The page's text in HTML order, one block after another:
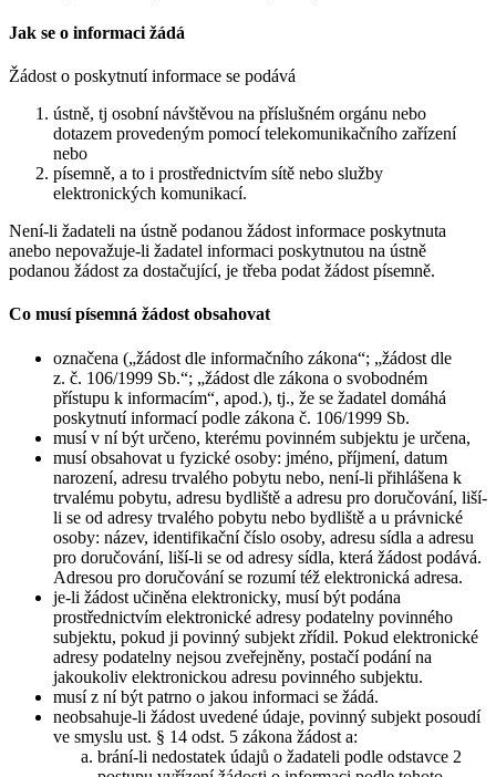
Jak se o informaci žádá
Žádost o poskytnutí informace se podává
ústně, tj osobní návštěvou na příslušném orgánu nebo
dotazem provedeným pomocí telekomunikačního zařízení
nebo
písemně, a to i prostřednictvím sítě nebo služby
elektronických komunikací.
Není-li žadateli na ústně podanou žádost informace poskytnuta
anebo nepovažuje-li žadatel informaci poskytnutou na ústně
podanou žádost za dostačující, je třeba podat žádost písemně.
Co musí písemná žádost obsahovat
označena („žádost dle informačního zákona“; „žádost dle
z. č. 106/1999 Sb.“; „žádost dle zákona o svobodném
přístupu k informacím“, apod.), tj., že se žadatel domáhá
poskytnutí informací podle zákona č. 106/1999 Sb.
musí v ní být určeno, kterému povinném subjektu je určena,
musí obsahovat u fyzické osoby: jméno, příjmení, datum
narození, adresu trvalého pobytu nebo, není-li přihlášena k
trvalému pobytu, adresu bydliště a adresu pro doručování, liší-
li se od adresy trvalého pobytu nebo bydliště a u právnické
osoby: název, identifikační číslo osoby, adresu sídla a adresu
pro doručování, liší-li se od adresy sídla, která žádost podává.
Adresou pro doručování se rozumí též elektronická adresa.
je-li žádost učiněna elektronicky, musí být podána
prostřednictvím elektronické adresy podatelny povinného
subjektu, pokud ji povinný subjekt zřídil. Pokud elektronické
adresy podatelny nejsou zveřejněny, postačí podání na
jakoukoliv elektronickou adresu povinného subjektu.
musí z ní být patrno o jakou informaci se žádá.
neobsahuje-li žádost uvedené údaje, povinný subjekt posoudí
ve smyslu ust. § 14 odst. 5 zákona žádost a:
brání-li nedostatek údajů o žadateli podle odstavce 2